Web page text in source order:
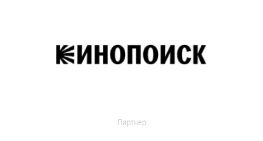
Партнер